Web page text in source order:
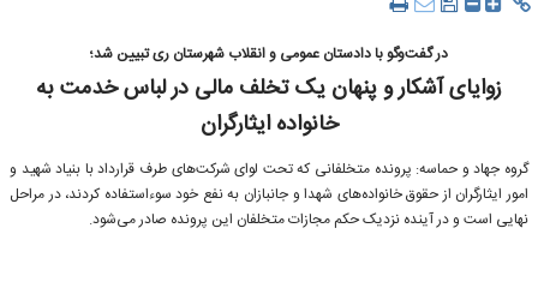
در گفت‌وگو با دادستان عمومی و انقلاب شهرستان ری تبیین شد؛
زوایای آشکار و ‌پنهان یک تخلف مالی در لباس خدمت به
خانواده ایثارگران
گروه جهاد و حماسه: پرونده متخلفانی که تحت لوای شرکت‌های طرف قرارداد با بنیاد شهید و
امور ایثارگران از حقوق خانواده‌های شهدا و جانبازان به نفع خود سوءاستفاده کردند،‌ در مراحل
نهایی است و در آینده نزدیک حکم مجازات متخلفان این پرونده صادر می‌شود.